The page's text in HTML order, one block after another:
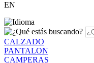
EN
CALZADO
PANTALON
CAMPERAS